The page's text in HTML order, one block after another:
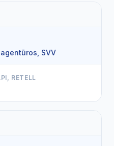
SVV
RETELL